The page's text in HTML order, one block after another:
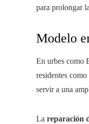
para prolongar
Modelo
En urbes como
residentes
servir a una
La reparación